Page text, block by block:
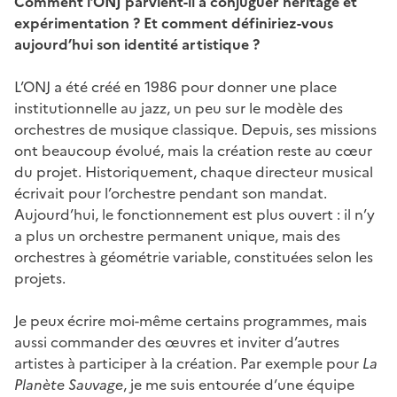
expérimentation ? Et comment définiriez-vous
aujourd’hui son identité artistique ?
L’ONJ a été créé en 1986 pour donner une place
institutionnelle au jazz, un peu sur le modèle des
orchestres de musique classique. Depuis, ses missions
ont beaucoup évolué, mais la création reste au cœur
du projet. Historiquement, chaque directeur musical
écrivait pour l’orchestre pendant son mandat.
Aujourd’hui, le fonctionnement est plus ouvert : il n’y
a plus un orchestre permanent unique, mais des
orchestres à géométrie variable, constituées selon les
projets.
Je peux écrire moi-même certains programmes, mais
aussi commander des œuvres et inviter d’autres
artistes à participer à la création. Par exemple pour La
Planète Sauvage, je me suis entourée d’une équipe